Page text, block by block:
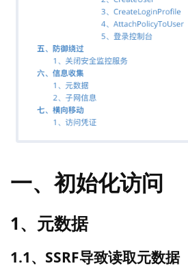
一、初始化访问
1、元数据
1.1、SSRF导致读取元数据